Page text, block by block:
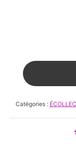
Catégories :